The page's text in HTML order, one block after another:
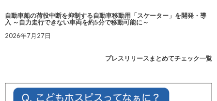
自動車船の荷役中断を抑制する自動車移動用「スケーター」を開発・導
入 ～自力走行できない車両を約5分で移動可能に～
2026年7月27日
プレスリリースまとめてチェック一覧